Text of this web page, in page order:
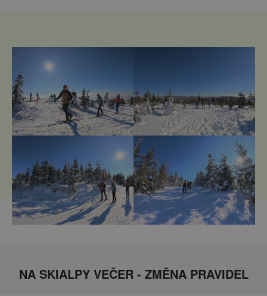
NA SKIALPY VEČER - ZMĚNA PRAVIDEL